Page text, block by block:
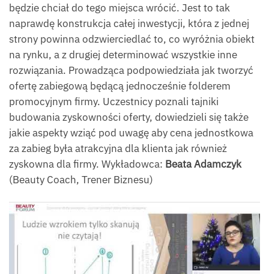
będzie chciał do tego miejsca wrócić. Jest to tak
naprawdę konstrukcja całej inwestycji, która z jednej
strony powinna odzwierciedlać to, co wyróżnia obiekt
na rynku, a z drugiej determinować wszystkie inne
rozwiązania. Prowadząca podpowiedziała jak tworzyć
ofertę zabiegową będącą jednocześnie folderem
promocyjnym firmy. Uczestnicy poznali tajniki
budowania zyskowności oferty, dowiedzieli się także
jakie aspekty wziąć pod uwagę aby cena jednostkowa
za zabieg była atrakcyjna dla klienta jak również
zyskowna dla firmy. Wykładowca: Beata Adamczyk
(Beauty Coach, Trener Biznesu)